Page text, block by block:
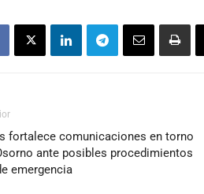
fortalece comunicaciones en torno
ante posibles procedimientos
emergencia